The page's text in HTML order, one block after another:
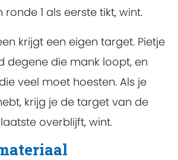
1 als eerste tikt, wint.
krijgt een eigen target. Pietje
degene die mank loopt, en
veel moet hoesten. Als je
krijg je de target van de
overblijft, wint.